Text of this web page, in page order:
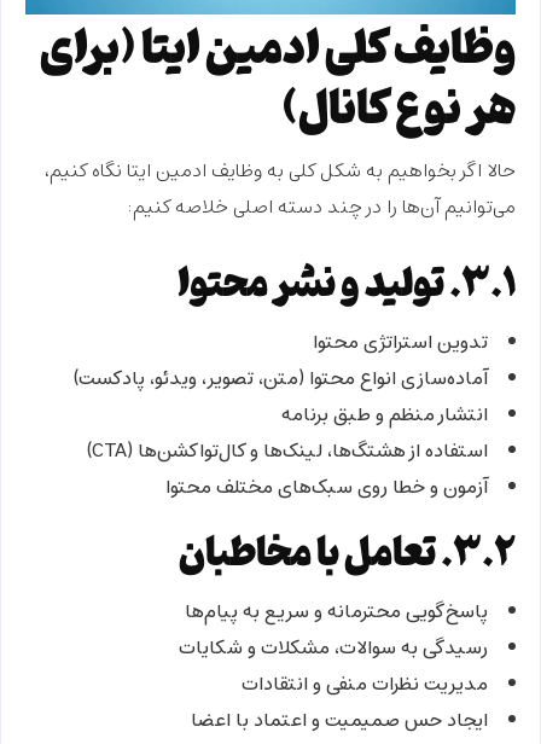
وظایف کلی ادمین ایتا (برای
هر نوع کانال)
حالا اگر بخواهیم به شکل کلی بهوظایف ادمین ایتا نگاه کنیم،
می‌توانیم آن‌ها را در چند دسته اصلی خلاصه کنیم:
۳.۱. تولید و نشر محتوا
تدوین استراتژی محتوا
آماده‌سازی انواع محتوا (متن، تصویر، ویدئو، پادکست)
انتشار منظم و طبق برنامه
استفاده از هشتگ‌ها، لینک‌ها و کال‌تو‌اکشن‌ها (CTA)
آزمون و خطا روی سبک‌های مختلف محتوا
۳.۲. تعامل با مخاطبان
پاسخ‌گویی محترمانه و سریع به پیام‌ها
رسیدگی به سوالات، مشکلات و شکایات
مدیریت نظرات منفی و انتقادات
ایجاد حس صمیمیت و اعتماد با اعضا